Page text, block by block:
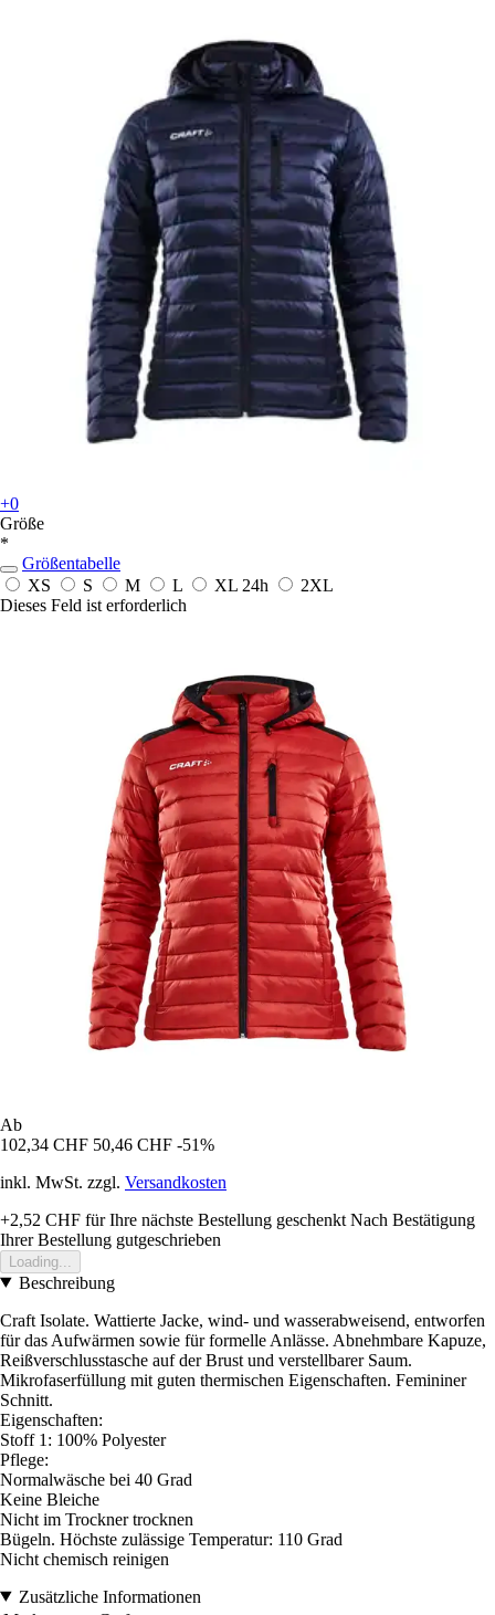
+0
Größe
*
Größentabelle
XS
S M L XL 24h
2XL
Dieses Feld ist erforderlich
Ab
102,34 CHF 50,46 CHF -51%
inkl. MwSt. zzgl. Versandkosten
+2,52 CHF für Ihre nächste Bestellung geschenkt Nach Bestätigung
Ihrer Bestellung gutgeschrieben
Loading...
Beschreibung
Craft Isolate. Wattierte Jacke, wind- und wasserabweisend, entworfen
für das Aufwärmen sowie für formelle Anlässe. Abnehmbare Kapuze,
Reißverschlusstasche auf der Brust und verstellbarer Saum.
Mikrofaserfüllung mit guten thermischen Eigenschaften. Femininer
Schnitt.
Eigenschaften:
Stoff 1: 100% Polyester
Pflege:
Normalwäsche bei 40 Grad
Keine Bleiche
Nicht im Trockner trocknen
Bügeln. Höchste zulässige Temperatur: 110 Grad
Nicht chemisch reinigen
Zusätzliche Informationen